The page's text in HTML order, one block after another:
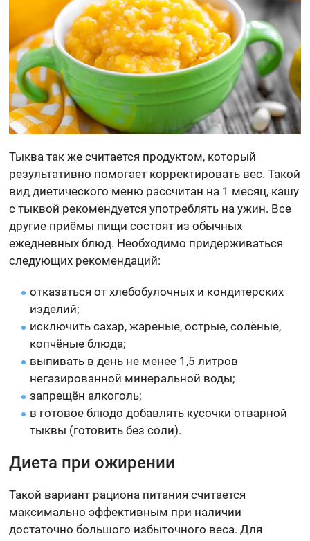
Тыква так же считается продуктом, который
результативно помогает корректировать вес. Такой
вид диетического меню рассчитан на 1 месяц, кашу
с тыквой рекомендуется употреблять на ужин. Все
другие приёмы пищи состоят из обычных
ежедневных блюд. Необходимо придерживаться
следующих рекомендаций:
отказаться от хлебобулочных и кондитерских
изделий;
исключить сахар, жареные, острые, солёные,
копчёные блюда;
выпивать в день не менее 1,5 литров
негазированной минеральной воды;
запрещён алкоголь;
в готовое блюдо добавлять кусочки отварной
тыквы (готовить без соли).
Диета при ожирении
Такой вариант рациона питания считается
максимально эффективным при наличии
достаточно большого избыточного веса. Для